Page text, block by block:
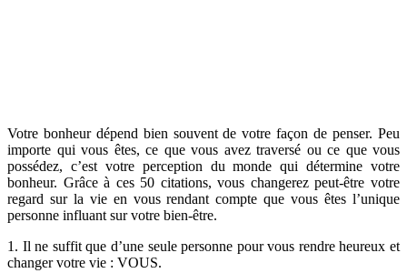
Votre bonheur dépend bien souvent de votre façon de penser. Peu
importe qui vous êtes, ce que vous avez traversé ou ce que vous
possédez, c’est votre perception du monde qui détermine votre
bonheur. Grâce à ces 50 citations, vous changerez peut-être votre
regard sur la vie en vous rendant compte que vous êtes l’unique
personne influant sur votre bien-être.
1. Il ne suffit que d’une seule personne pour vous rendre heureux et
changer votre vie : VOUS.